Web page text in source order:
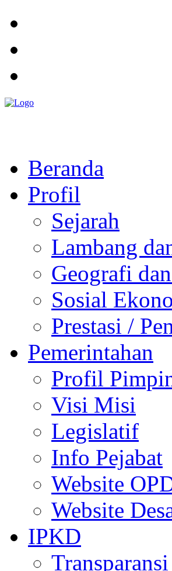
Beranda
Profil
Sejarah
Lambang
Geografi
Sosial
Prestasi /
Pemerintahan
Profil
Visi Misi
Legislatif
Info Pejabat
Website
Website
IPKD